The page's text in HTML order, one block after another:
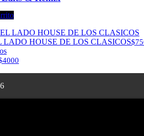
LADO HOUSE DE LOS CLASICOS$
4000